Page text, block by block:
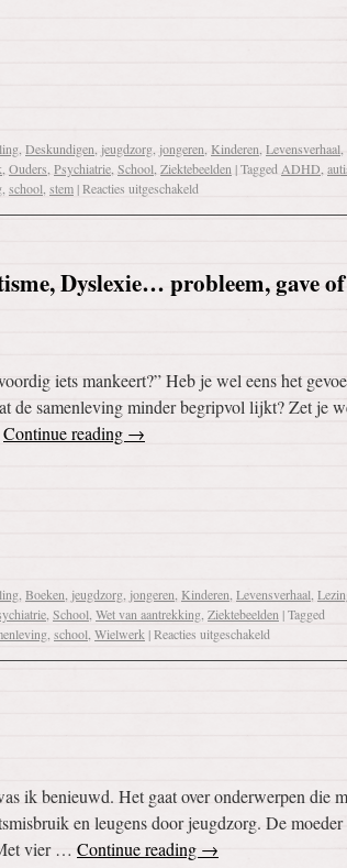
Deskundigen jeugdzorg jongeren Kinderen Levensverhaal
Ouders Psychiatrie School Ziektebeelden |Tagged ADHD
school stem |Reacties uitgeschakeld
Dyslexie… probleem, gave of
iets mankeert?” Heb je wel eens het
de samenleving minder begripvol lijkt? Zet je
Continue reading →
Boeken jeugdzorg jongeren Kinderen Levensverhaal
School Wet van aantrekking Ziektebeelden |Tagged
school Wielwerk |Reacties uitgeschakeld
ik benieuwd. Het gaat over onderwerpen die
en leugens door jeugdzorg. De moeder
vier … Continue reading →